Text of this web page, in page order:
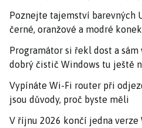
Poznejte tajemství barevných
černé, oranžové a modré
Programátor si řekl dost a
dobrý čistič Windows tu ještě
Vypínáte Wi-Fi router při
jsou důvody, proč byste měli
V říjnu 2026 končí jedna verze